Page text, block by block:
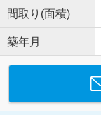
間取り(面積)
築年月